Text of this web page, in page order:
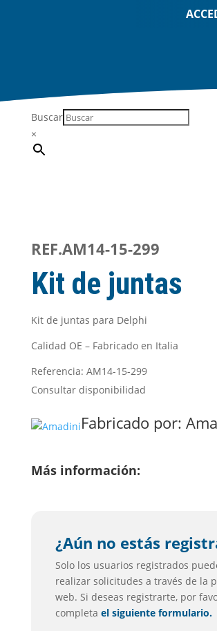
Buscar
×
REF.AM14-15-299
Kit de juntas
Kit de juntas para Delphi
Calidad OE – Fabricado en Italia
Referencia: AM14-15-299
Consultar disponibilidad
Fabricado por:
Más información:
¿Aún no estás
Solo los usuarios registrados
realizar solicitudes a través de la
web. Si deseas registrarte, por
completa el siguiente formulario.